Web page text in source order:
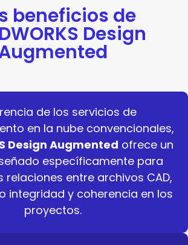
beneficios de
Design
de los servicios de
en la nube convencionales,
Design Augmented ofrece un
específicamente para
relaciones entre archivos CAD,
integridad y coherencia en los
proyectos.